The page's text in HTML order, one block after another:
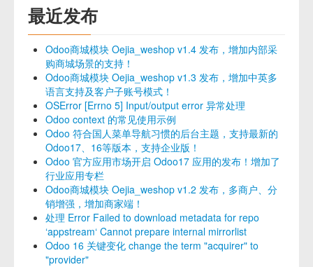
最近发布
Odoo商城模块 Oejia_weshop v1.4 发布，增加内部采
购商城场景的支持！
Odoo商城模块 Oejia_weshop v1.3 发布，增加中英多
语言支持及客户子账号模式！
OSError [Errno 5] Input/output error 异常处理
Odoo context 的常见使用示例
Odoo 符合国人菜单导航习惯的后台主题，支持最新的
Odoo17、16等版本，支持企业版！
Odoo 官方应用市场开启 Odoo17 应用的发布！增加了
行业应用专栏
Odoo商城模块 Oejia_weshop v1.2 发布，多商户、分
销增强，增加商家端！
处理 Error Failed to download metadata for repo
‘appstream‘ Cannot prepare internal mirrorlist
Odoo 16 关键变化 change the term "acquirer" to
"provider"